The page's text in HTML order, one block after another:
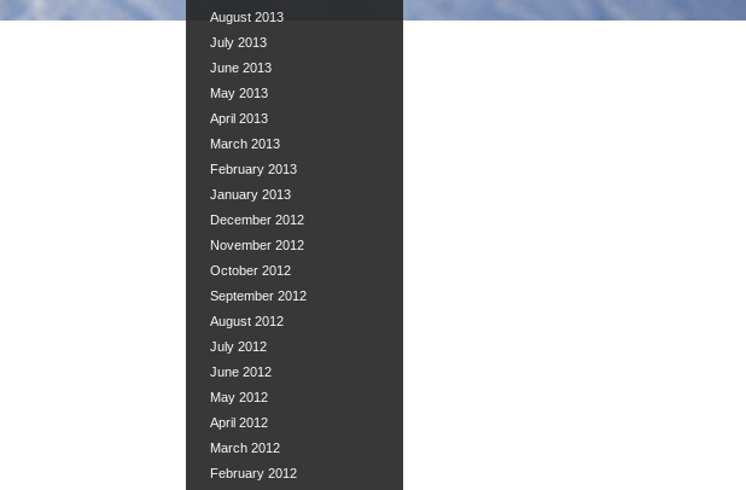
August 2013
July 2013
June 2013
May 2013
April 2013
March 2013
February 2013
January 2013
December 2012
November 2012
October 2012
September 2012
August 2012
July 2012
June 2012
May 2012
April 2012
March 2012
February 2012